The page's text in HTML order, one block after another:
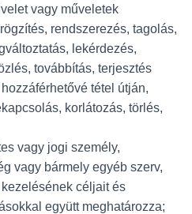
vagy műveletek
rendszerezés, tagolás,
lekérdezés,
továbbítás, terjesztés
tétel útján,
korlátozás, törlés,
vagy jogi személy,
vagy bármely egyéb szerv,
céljait és
együtt meghatározza;